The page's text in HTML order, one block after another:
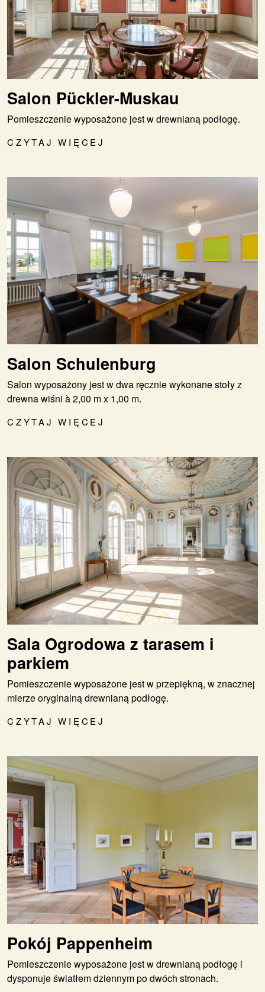
Salon Pückler-Muskau
Pomieszczenie wyposażone jest w drewnianą podłogę.
CZYTAJ WIĘCEJ
Salon Schulenburg
Salon wyposażony jest w dwa ręcznie wykonane stoły z
drewna wiśni à 2,00 m x 1,00 m.
CZYTAJ WIĘCEJ
Sala Ogrodowa z tarasem i
parkiem
Pomieszczenie wyposażone jest w przepiękną, w znacznej
mierze oryginalną drewnianą podłogę.
CZYTAJ WIĘCEJ
Pokój Pappenheim
Pomieszczenie wyposażone jest w drewnianą podłogę i
dysponuje światłem dziennym po dwóch stronach.